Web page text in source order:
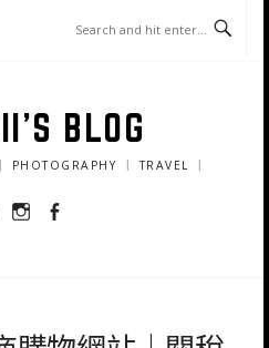
BLOG
PHOTOGRAPHY ｜ TRAVEL ｜
Instagram